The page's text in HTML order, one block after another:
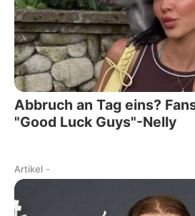
Abbruch an Tag eins?
"Good Luck Guys"-Nelly
Artikel -